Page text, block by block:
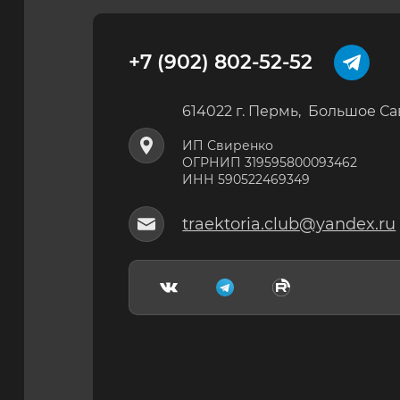
+7 (902) 802-52-52
614022 г. Пермь, Большое
ИП Свиренко
ОГРНИП 319595800093462
ИНН 590522469349
traektoria.club@yandex.ru